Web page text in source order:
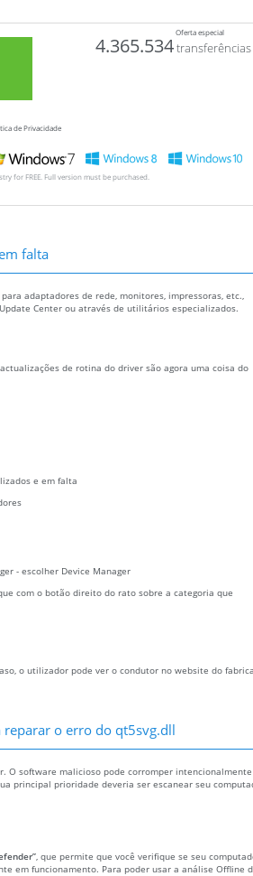
Oferta especial
4.365.534transferências
de Privacidade
for FREE. Full version must be purchased.
falta
adaptadores de rede, monitores, impressoras, etc.,
Center ou através de utilitários especializados.
de rotina do driver são agora uma coisa do
e em falta
- escolher Device Manager
com o botão direito do rato sobre a categoria que
o utilizador pode ver o condutor no website do
reparar o erro do qt5svg.dll
O software malicioso pode corromper
principal prioridade deveria ser escanear seu
, que permite que você verifique se seu
em funcionamento. Para poder usar a análise Offline